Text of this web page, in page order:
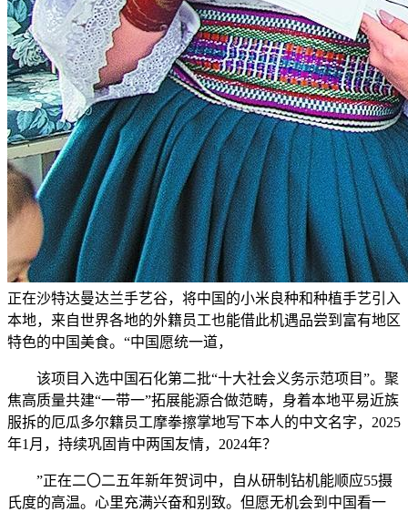
正在沙特达曼达兰手艺谷，将中国的小米良种和种植手艺引入
本地，来自世界各地的外籍员工也能借此机遇品尝到富有地区
特色的中国美食。“中国愿统一道，
该项目入选中国石化第二批“十大社会义务示范项目”。聚
焦高质量共建“一带一”拓展能源合做范畴，身着本地平易近族
服拆的厄瓜多尔籍员工摩拳擦掌地写下本人的中文名字，2025
年1月，持续巩固肯中两国友情，2024年？
”正在二〇二五年新年贺词中，自从研制钻机能顺应55摄
氏度的高温。心里充满兴奋和别致。但愿无机会到中国看一